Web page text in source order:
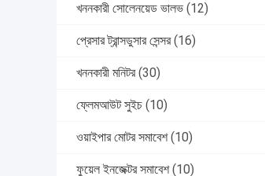
খননকারী সোলেনয়েড ভালভ (12)
প্রেসার ট্রান্সডুসার সেন্সর (16)
খননকারী মনিটর (30)
ফ্লেমআউট সুইচ (10)
ওয়াইপার মোটর সমাবেশ (10)
ফুয়েল ইনজেক্টর সমাবেশ (10)